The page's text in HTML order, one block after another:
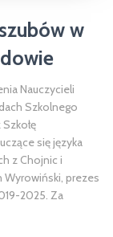
w
Nauczycieli
Szkolnego
się języka
z Chojnic i
Wyrowiński, prezes
2025. Za